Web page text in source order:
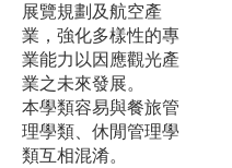
展覽規劃及航空產
業，強化多樣性的專
業能力以因應觀光產
業之未來發展。
本學類容易與餐旅管
理學類、休閒管理學
類互相混淆。